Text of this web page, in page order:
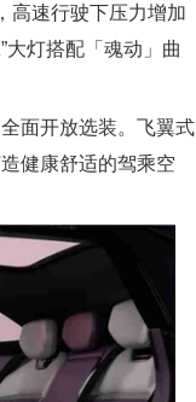
高速行驶下压力增加
大灯搭配「魂动」曲
面开放选装。飞翼式
健康舒适的驾乘空